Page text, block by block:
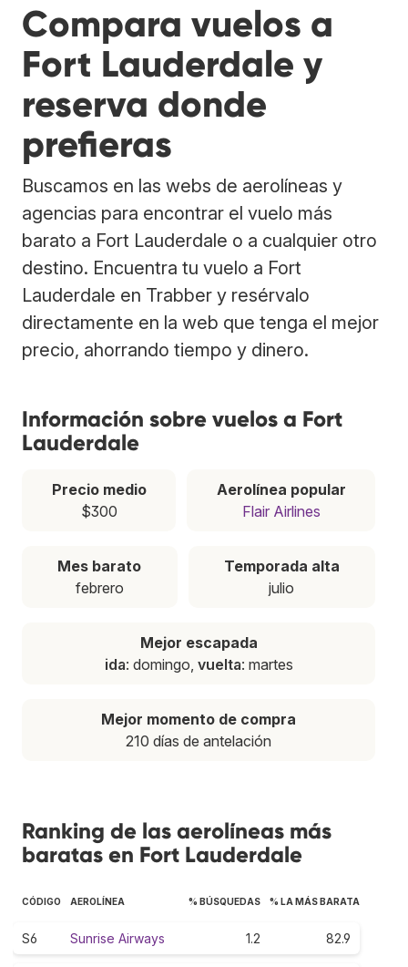
Compara vuelos a
Fort Lauderdale y
reserva donde
prefieras
Buscamos en las webs de aerolíneas y
agencias para encontrar el vuelo más
barato a Fort Lauderdale o a cualquier otro
destino. Encuentra tu vuelo a Fort
Lauderdale en Trabber y resérvalo
directamente en la web que tenga el mejor
precio, ahorrando tiempo y dinero.
Información sobre vuelos a Fort
Lauderdale
Precio medio
$300
Aerolínea popular
Flair Airlines
Mes barato
febrero
Temporada alta
julio
Mejor escapada
ida: domingo, vuelta: martes
Mejor momento de compra
210 días de antelación
Ranking de las aerolíneas más
baratas en Fort Lauderdale
CÓDIGO AEROLÍNEA % BÚSQUEDAS % LA MÁS BARATA
S6 Sunrise Airways 1.2 82.9